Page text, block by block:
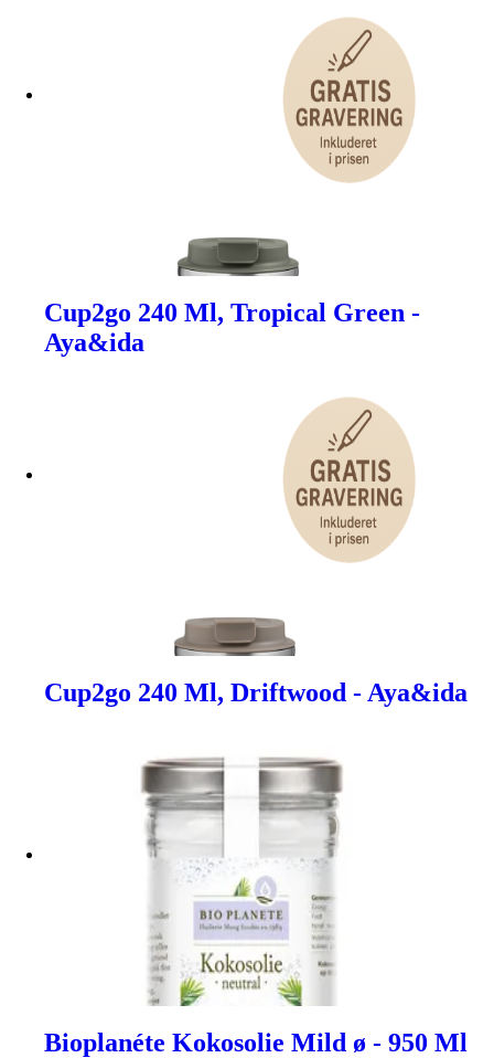
Cup2go 240 Ml, Tropical Green -
Aya&ida
Cup2go 240 Ml, Driftwood - Aya&ida
Bioplanéte Kokosolie Mild ø - 950 Ml